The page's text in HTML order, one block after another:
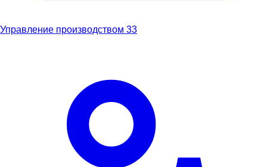
Управление производством 33